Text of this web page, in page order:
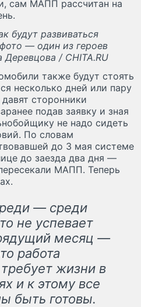
сам МАПП рассчитан на
будут развиваться
— один из героев
/ CHITA.RU
также будут стоять
несколько дней или пару
сторонники
подав заявку и зная
не надо сидеть
По словам
до 3 мая системе
до заезда два дня —
МАПП. Теперь
— среди
не успевает
месяц —
работа
жизни в
и к этому все
быть готовы.